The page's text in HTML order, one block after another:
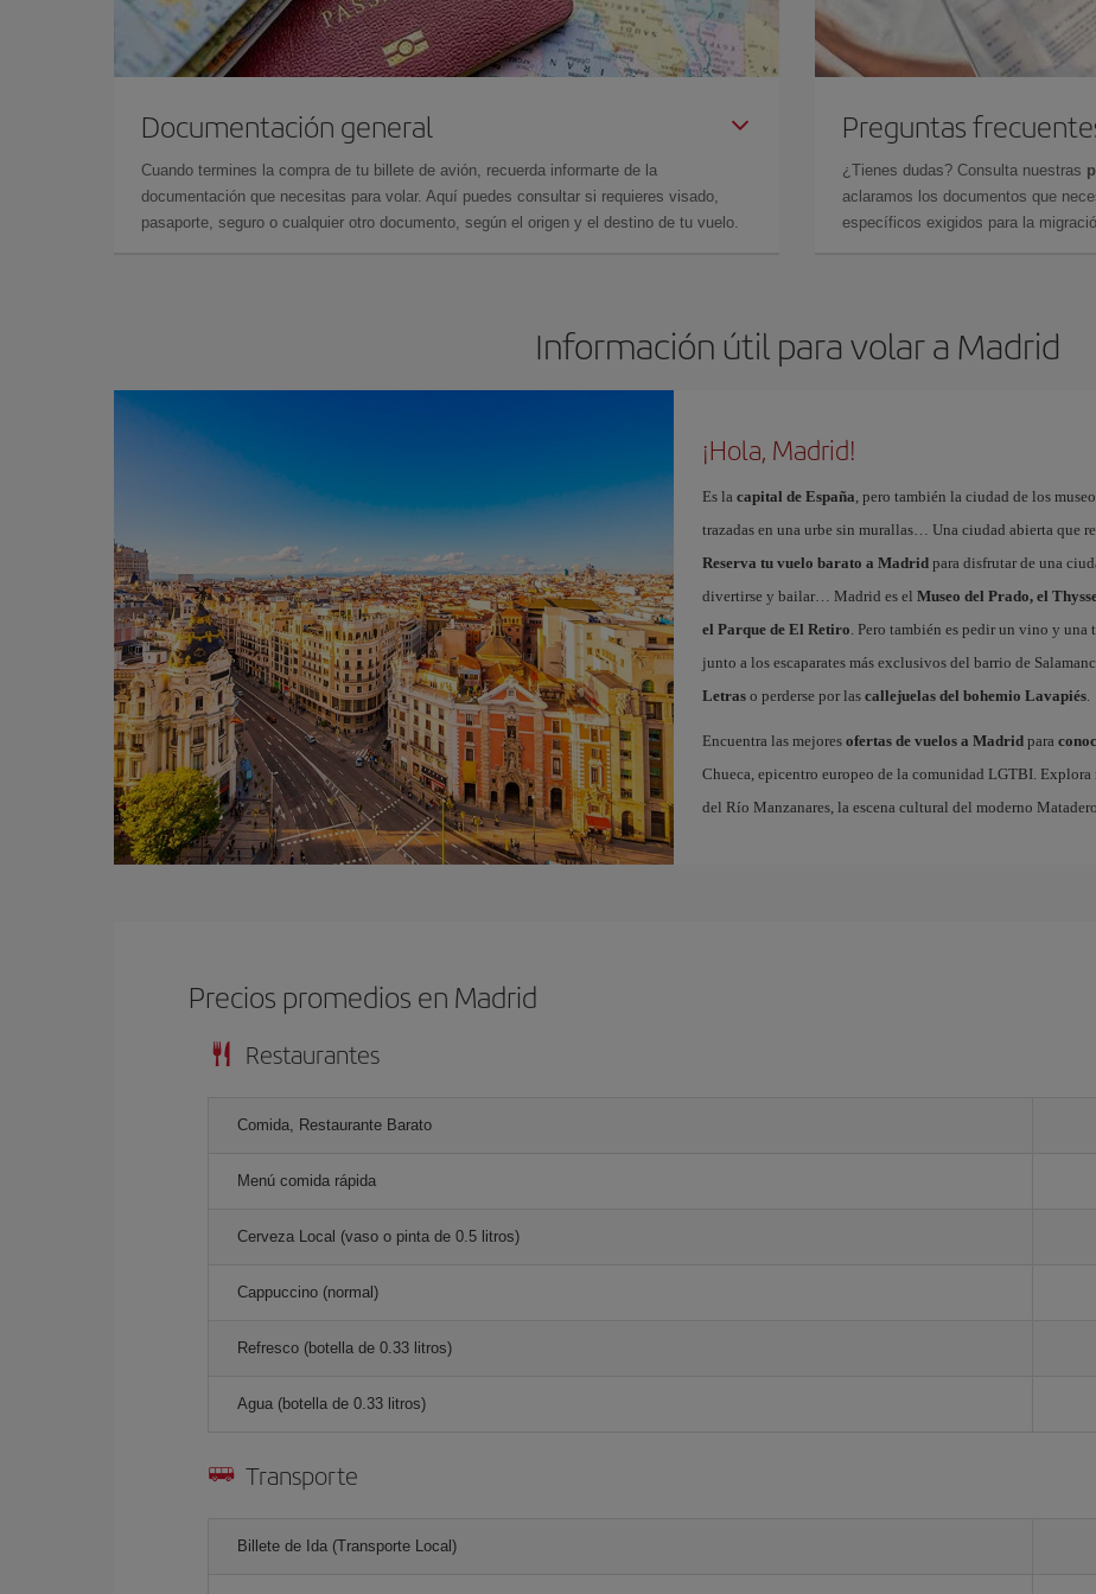
Documentación general
Cuando termines la compra de tu billete de avión, recuerda informarte de la
documentación que necesitas para volar. Aquí puedes consultar si requieres visado,
pasaporte, seguro o cualquier otro documento, según el origen y el destino de tu vuelo.
Preguntas
¿Tienes dudas? Consulta nuestras
aclaramos los documentos que
específicos exigidos para la
Información útil para volar a Madrid
¡Hola, Madrid!
Es la capital de España, pero también la ciudad de los
trazadas en una urbe sin murallas… Una ciudad abierta que
Reserva tu vuelo barato a Madridpara disfrutar de una
divertirse y bailar… Madrid es el Museo del Prado, el
el Parque de El Retiro. Pero también es pedir un vino y una
junto a los escaparates más exclusivos del barrio de
Letraso perderse por las callejuelas del bohemio Lavapiés.
Encuentra las mejores ofertas de vuelos a Madridpara
Chueca, epicentro europeo de la comunidad LGTBI.
del Río Manzanares, la escena cultural del moderno
Precios promedios en Madrid
Restaurantes
Comida, Restaurante Barato
Menú comida rápida
Cerveza Local (vaso o pinta de 0.5 litros)
Cappuccino (normal)
Refresco (botella de 0.33 litros)
Agua (botella de 0.33 litros)
Transporte
Billete de Ida (Transporte Local)